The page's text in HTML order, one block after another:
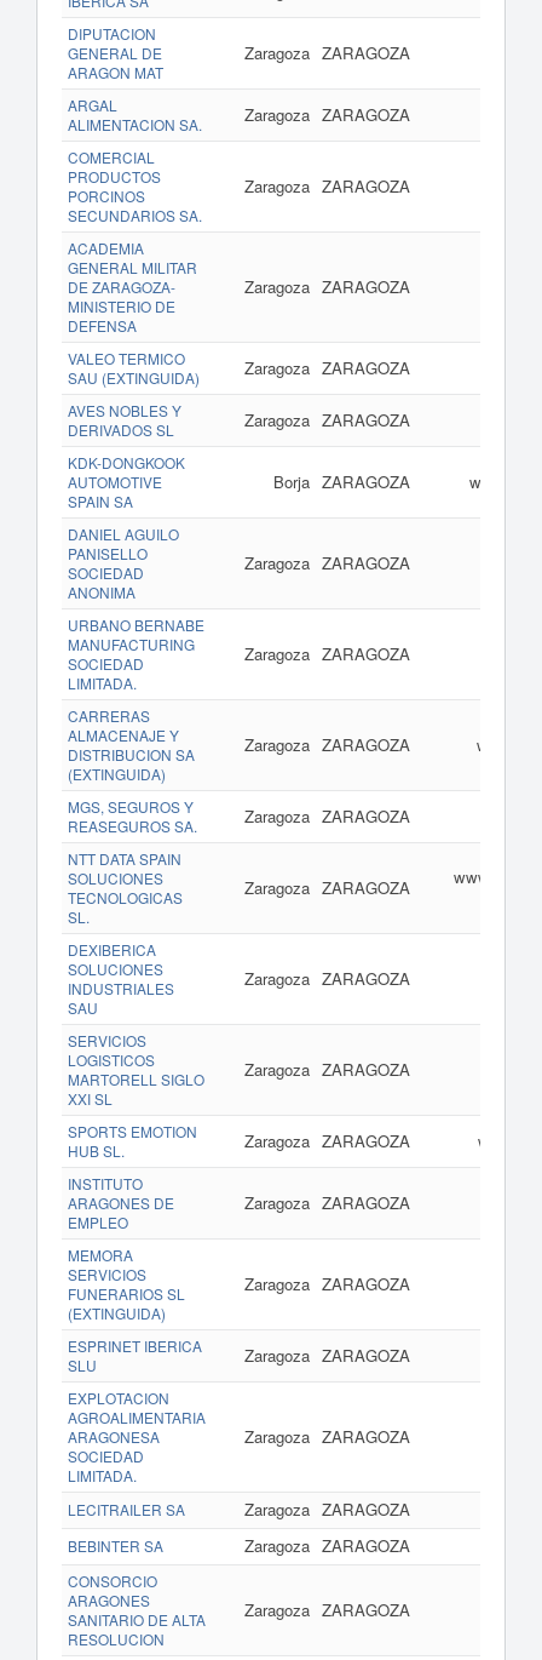
DIPUTACION
GENERAL DE
ARAGON MAT
Zaragoza ZARAGOZA
ARGAL
ALIMENTACION SA.
Zaragoza ZARAGOZA
COMERCIAL
PRODUCTOS
PORCINOS
SECUNDARIOS SA.
Zaragoza ZARAGOZA
ACADEMIA
GENERAL MILITAR
DE ZARAGOZA-
MINISTERIO DE
DEFENSA
Zaragoza ZARAGOZA
VALEO TERMICO
SAU (EXTINGUIDA)
Zaragoza ZARAGOZA
AVES NOBLES Y
DERIVADOS SL
Zaragoza ZARAGOZA
KDK-DONGKOOK
AUTOMOTIVE
SPAIN SA
Borja ZARAGOZA
DANIEL AGUILO
PANISELLO
SOCIEDAD
ANONIMA
Zaragoza ZARAGOZA
URBANO BERNABE
MANUFACTURING
SOCIEDAD
LIMITADA.
Zaragoza ZARAGOZA
CARRERAS
ALMACENAJE Y
DISTRIBUCION SA
(EXTINGUIDA)
Zaragoza ZARAGOZA
MGS, SEGUROS Y
REASEGUROS SA.
Zaragoza ZARAGOZA
NTT DATA SPAIN
SOLUCIONES
TECNOLOGICAS
SL.
Zaragoza ZARAGOZA
DEXIBERICA
SOLUCIONES
INDUSTRIALES
SAU
Zaragoza ZARAGOZA
SERVICIOS
LOGISTICOS
MARTORELL SIGLO
XXI SL
Zaragoza ZARAGOZA
SPORTS EMOTION
HUB SL.
Zaragoza ZARAGOZA
INSTITUTO
ARAGONES DE
EMPLEO
Zaragoza ZARAGOZA
MEMORA
SERVICIOS
FUNERARIOS SL
(EXTINGUIDA)
Zaragoza ZARAGOZA
ESPRINET IBERICA
SLU
Zaragoza ZARAGOZA
EXPLOTACION
AGROALIMENTARIA
ARAGONESA
SOCIEDAD
LIMITADA.
Zaragoza ZARAGOZA
LECITRAILER SA Zaragoza ZARAGOZA
BEBINTER SA Zaragoza ZARAGOZA
CONSORCIO
ARAGONES
SANITARIO DE ALTA
RESOLUCION
Zaragoza ZARAGOZA